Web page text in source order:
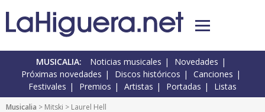
MUSICALIA: Noticias musicales
Novedades
Próximas novedades
Discos históricos
Canciones
Festivales
Premios Artistas Portadas Listas
Musicalia > Mitski > Laurel Hell